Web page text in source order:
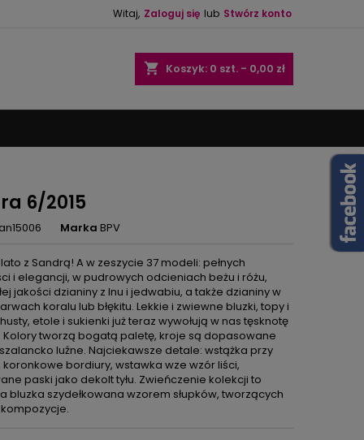
Witaj, Zaloguj się lub Stwórz konto
shopping_cart Koszyk: 0 szt. - 0,00 zł
6/2015
Marka BPV
z Sandrą! A w zeszycie 37 modeli: pełnych
i elegancji, w pudrowych odcieniach beżu i różu,
jakości dzianiny z lnu i jedwabiu, a także dzianiny w
koralu lub błękitu. Lekkie i zwiewne bluzki, topy i
etole i sukienki już teraz wywołują w nas tęsknotę
Kolory tworzą bogatą paletę, kroje są dopasowane
luźne. Najciekawsze detale: wstążka przy
bordiury, wstawka wze wzór liści,
paski jako dekolt tyłu. Zwieńczenie kolekcji to
bluzka szydełkowana wzorem słupków, tworzących